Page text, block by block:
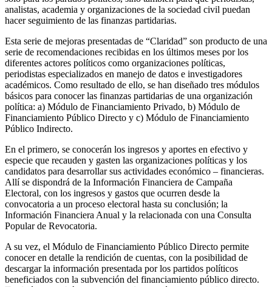
analistas, academia y organizaciones de la sociedad civil puedan
hacer seguimiento de las finanzas partidarias.
Esta serie de mejoras presentadas de “Claridad” son producto de una
serie de recomendaciones recibidas en los últimos meses por los
diferentes actores políticos como organizaciones políticas,
periodistas especializados en manejo de datos e investigadores
académicos. Como resultado de ello, se han diseñado tres módulos
básicos para conocer las finanzas partidarias de una organización
política: a) Módulo de Financiamiento Privado, b) Módulo de
Financiamiento Público Directo y c) Módulo de Financiamiento
Público Indirecto.
En el primero, se conocerán los ingresos y aportes en efectivo y
especie que recauden y gasten las organizaciones políticas y los
candidatos para desarrollar sus actividades económico – financieras.
Allí se dispondrá de la Información Financiera de Campaña
Electoral, con los ingresos y gastos que ocurren desde la
convocatoria a un proceso electoral hasta su conclusión; la
Información Financiera Anual y la relacionada con una Consulta
Popular de Revocatoria.
A su vez, el Módulo de Financiamiento Público Directo permite
conocer en detalle la rendición de cuentas, con la posibilidad de
descargar la información presentada por los partidos políticos
beneficiados con la subvención del financiamiento público directo.